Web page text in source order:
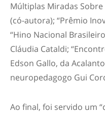
Múltiplas Miradas Sobre
(có-autora); “Prêmio
“Hino Nacional
Cláudia Cataldi;
Edson Gallo, da
neuropedagogo Gui
Ao final, foi servido um